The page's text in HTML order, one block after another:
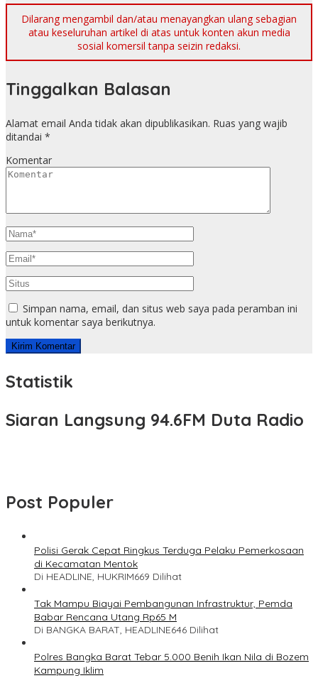
Dilarang mengambil dan/atau menayangkan ulang sebagian
atau keseluruhan artikel di atas untuk konten akun media
sosial komersil tanpa seizin redaksi.
Tinggalkan Balasan
Alamat email Anda tidak akan dipublikasikan. Ruas yang wajib
ditandai *
Komentar
Simpan nama, email, dan situs web saya pada peramban ini
untuk komentar saya berikutnya.
Statistik
Siaran Langsung 94.6FM Duta Radio
Post Populer
Polisi Gerak Cepat Ringkus Terduga Pelaku Pemerkosaan
di Kecamatan Mentok
Di HEADLINE, HUKRIM669 Dilihat
Tak Mampu Biayai Pembangunan Infrastruktur, Pemda
Babar Rencana Utang Rp65 M
Di BANGKA BARAT, HEADLINE646 Dilihat
Polres Bangka Barat Tebar 5.000 Benih Ikan Nila di Bozem
Kampung Iklim